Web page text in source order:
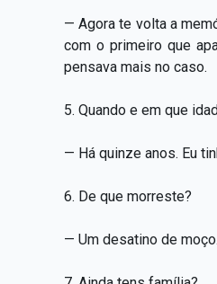
— Agora te volta a
com o primeiro que
pensava mais no caso.
5. Quando e em que
— Há quinze anos. Eu
6. De que morreste?
— Um desatino de